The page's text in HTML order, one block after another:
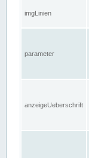
imgLinien
parameter
anzeigeUeberschrift